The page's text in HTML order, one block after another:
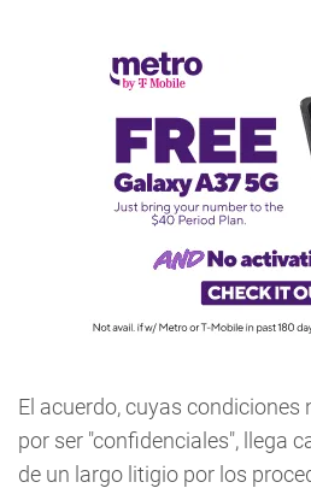
El acuerdo, cuyas condiciones
por ser "confidenciales", llega
de un largo litigio por los